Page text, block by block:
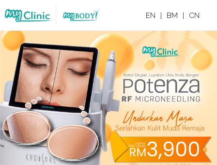
EN | BM | CN